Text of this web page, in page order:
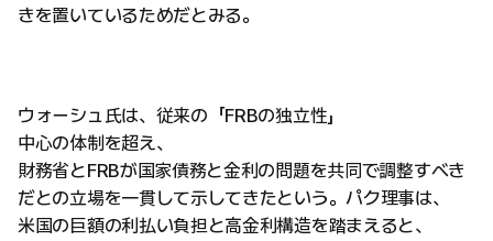
きを置いているためだとみる。
ウォーシュ氏は、従来の「FRBの独立性」
中心の体制を超え、
財務省とFRBが国家債務と金利の問題を共同で調整すべき
だとの立場を一貫して示してきたという。パク理事は、
米国の巨額の利払い負担と高金利構造を踏まえると、